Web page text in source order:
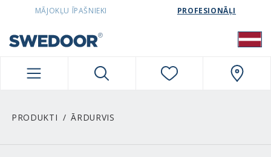
SWEDOORLATVIA NAVIGATION
MĀJOKĻU ĪPAŠNIEKI PROFESIONĀĻI
PRODUKTI ĀRDURVIS